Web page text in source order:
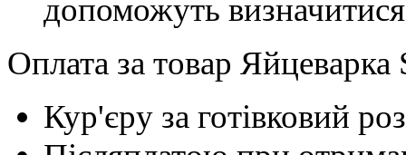
допоможуть
Оплата за товар
Кур'єру за готівковий